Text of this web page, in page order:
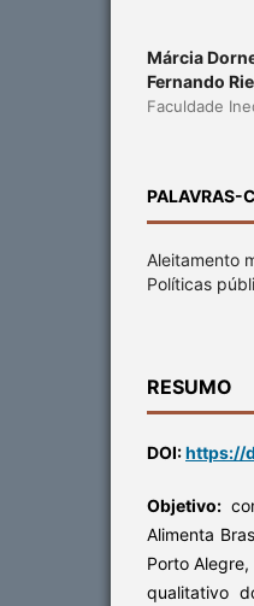
Márcia
Fernando
Faculdade
PALAVRAS-
Aleitamento
Políticas
RESUMO
DOI:https://
Objetivo:
Alimenta
Porto
qualitativo